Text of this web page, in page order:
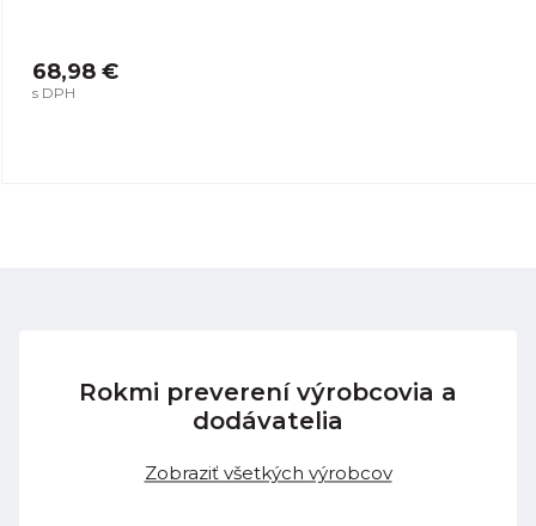
68,98 €
s DPH
Rokmi preverení výrobcovia a
dodávatelia
Zobraziť všetkých výrobcov